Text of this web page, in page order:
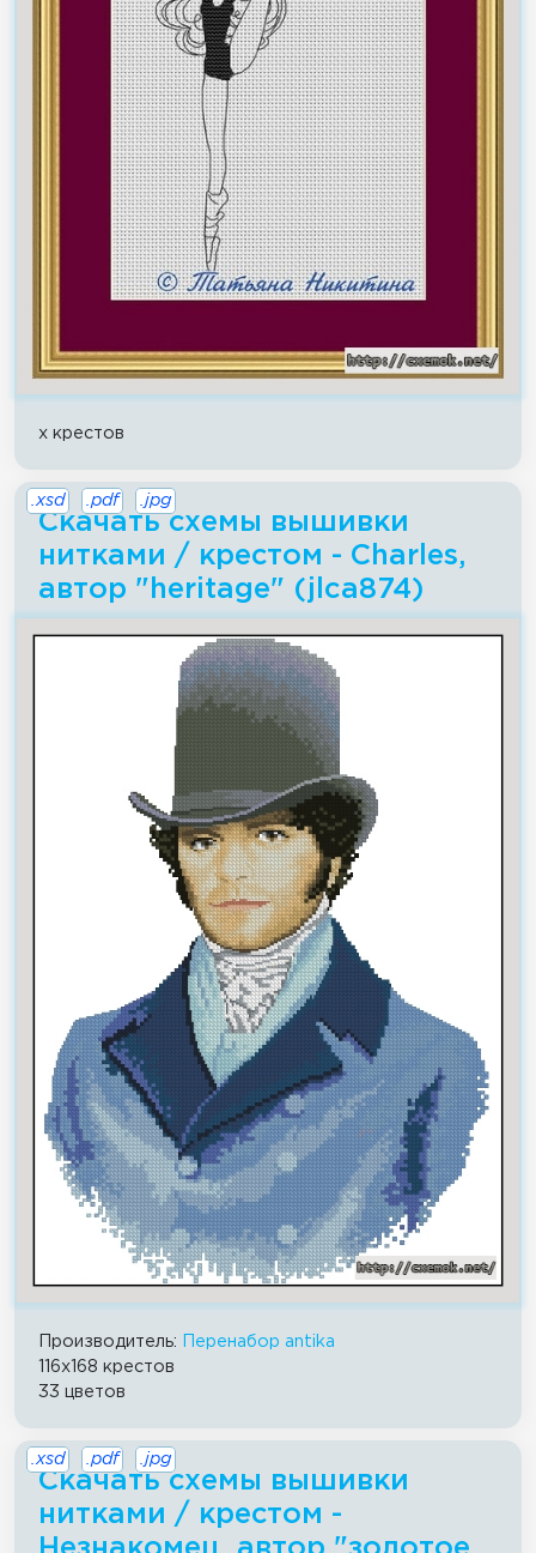
x крестов
Скачать схемы вышивки
нитками / крестом - Charles,
автор "heritage" (jlca874)
.xsd .pdf .jpg
Производитель:
Перенабор antika
116x168 крестов
33 цветов
Скачать схемы вышивки
нитками / крестом -
Незнакомец, автор "золотое
.xsd .pdf .jpg